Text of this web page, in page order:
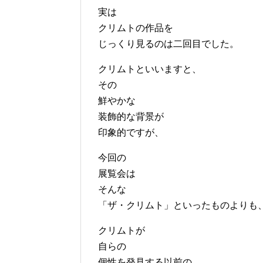
実は
クリムトの作品を
じっくり見るのは二回目でした。
クリムトといいますと、
その
鮮やかな
装飾的な背景が
印象的ですが、
今回の
展覧会は
そんな
「ザ・クリムト」といったものよりも
クリムトが
自らの